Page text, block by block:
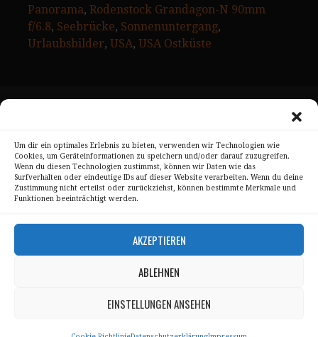
Um dir ein optimales Erlebnis zu bieten, verwenden wir Technologien wie
Cookies, um Geräteinformationen zu speichern und/oder darauf zuzugreifen.
Wenn du diesen Technologien zustimmst, können wir Daten wie das
Surfverhalten oder eindeutige IDs auf dieser Website verarbeiten. Wenn du deine
Zustimmung nicht erteilst oder zurückziehst, können bestimmte Merkmale und
Funktionen beeinträchtigt werden.
AKZEPTIEREN
ABLEHNEN
EINSTELLUNGEN ANSEHEN
Panorama, Rodenstock Grandagon-N 90mm
f/6.8, Seebrücke, Sonnenuntergang
Urlaubsbilder, USA, USA Ostküste
Sitemap Page
Kontakt
Alle Bilder unterliegen dem Urheberrecht von
Sebastian Trandafir.
All pictures © 2008 – 2026 by
Datenschutz